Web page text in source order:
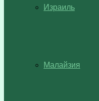
Израиль
Малайзия